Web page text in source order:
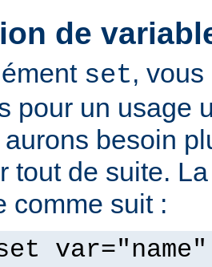
de
set,
pour un usage
besoin
tout de suite.
comme suit :